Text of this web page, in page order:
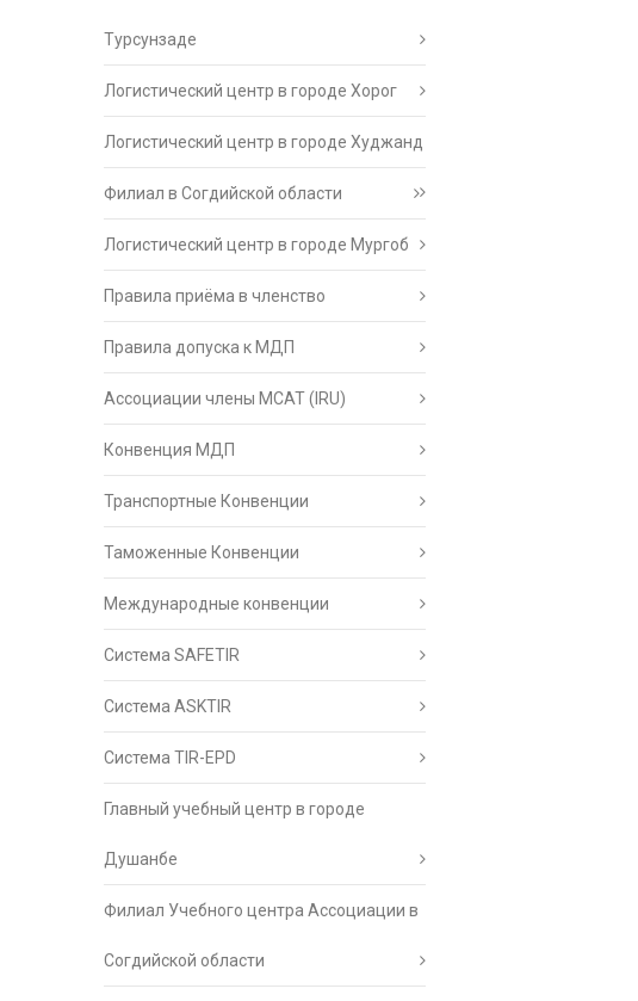
Турсунзаде
Логистический центр в городе Хорог
Логистический центр в городе Худжанд
Филиал в Согдийской области
Логистический центр в городе Мургоб
Правила приёма в членство
Правила допуска к МДП
Ассоциации члены МСАТ (IRU)
Конвенция МДП
Транспортные Конвенции
Таможенные Конвенции
Международные конвенции
Система SAFETIR
Система ASKTIR
Система TIR-EPD
Главный учебный центр в городе
Душанбе
Филиал Учебного центра Ассоциации в
Согдийской области